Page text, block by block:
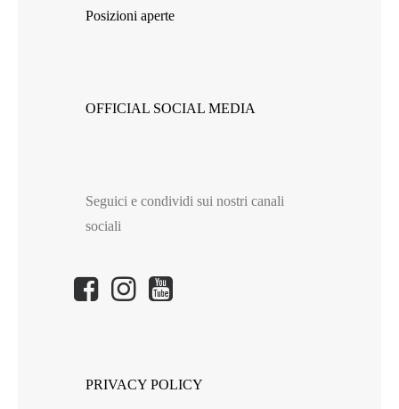
Posizioni aperte
OFFICIAL SOCIAL MEDIA
Seguici e condividi sui nostri canali
sociali
PRIVACY POLICY